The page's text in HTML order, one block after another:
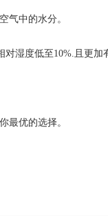
中的水分。
湿度低至10%.且更加
优的选择。